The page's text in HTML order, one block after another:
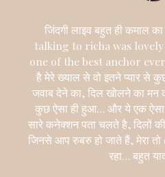
जिंदगी लाइव बहुत ही कमाल
talking to richa was
one of the best anchor ever,
है मेरे ख्याल से वो इतने प्यार से
जवाब देने का, दिल खोलने का मन
कुछ ऐसा ही हुआ… और ये एक ऐसा
सारे कनेक्शन पता चलते है, दिलों
जिनसे आप रुबरु हो जाते हैं, मेरा
रहा… बहुत